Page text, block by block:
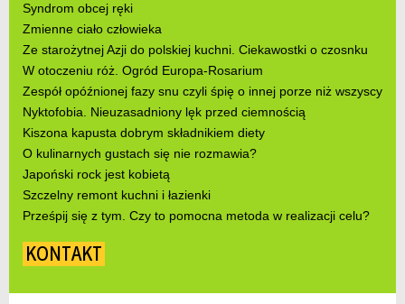
Syndrom obcej ręki
Zmienne ciało człowieka
Ze starożytnej Azji do polskiej kuchni. Ciekawostki o czosnku
W otoczeniu róż. Ogród Europa-Rosarium
Zespół opóźnionej fazy snu czyli śpię o innej porze niż wszyscy
Nyktofobia. Nieuzasadniony lęk przed ciemnością
Kiszona kapusta dobrym składnikiem diety
O kulinarnych gustach się nie rozmawia?
Japoński rock jest kobietą
Szczelny remont kuchni i łazienki
Prześpij się z tym. Czy to pomocna metoda w realizacji celu?
KONTAKT